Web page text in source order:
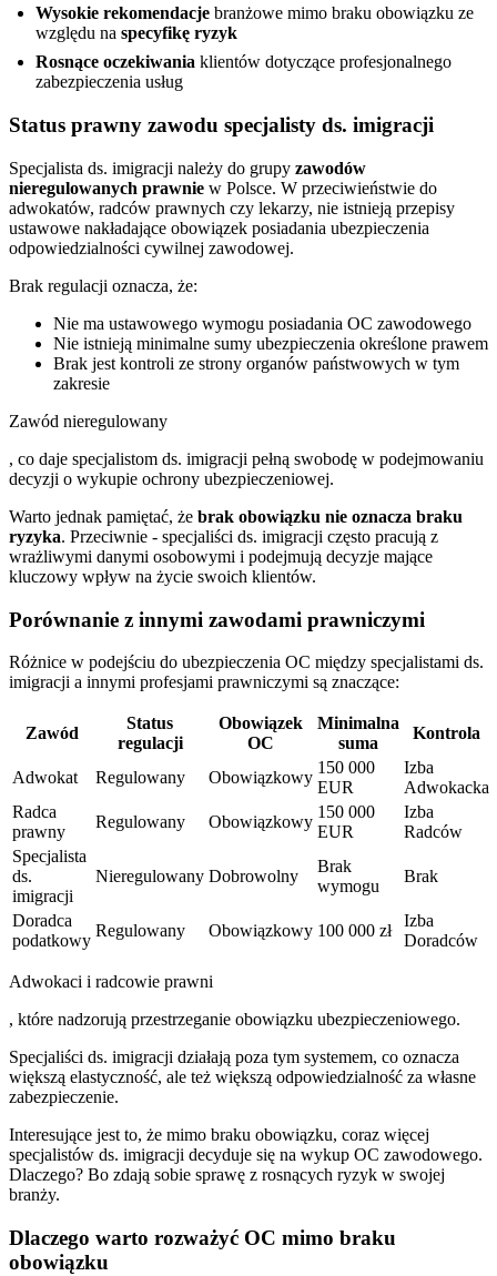
Wysokie rekomendacje branżowe mimo braku obowiązku ze
względu na specyfikę ryzyk
Rosnące oczekiwania klientów dotyczące profesjonalnego
zabezpieczenia usług
Status prawny zawodu specjalisty ds. imigracji
Specjalista ds. imigracji należy do grupy zawodów
nieregulowanych prawnie w Polsce. W przeciwieństwie do
adwokatów, radców prawnych czy lekarzy, nie istnieją przepisy
ustawowe nakładające obowiązek posiadania ubezpieczenia
odpowiedzialności cywilnej zawodowej.
Brak regulacji oznacza, że:
Nie ma ustawowego wymogu posiadania OC zawodowego
Nie istnieją minimalne sumy ubezpieczenia określone prawem
Brak jest kontroli ze strony organów państwowych w tym
zakresie
Zawód nieregulowany
, co daje specjalistom ds. imigracji pełną swobodę w podejmowaniu
decyzji o wykupie ochrony ubezpieczeniowej.
Warto jednak pamiętać, że brak obowiązku nie oznacza braku
ryzyka. Przeciwnie - specjaliści ds. imigracji często pracują z
wrażliwymi danymi osobowymi i podejmują decyzje mające
kluczowy wpływ na życie swoich klientów.
Porównanie z innymi zawodami prawniczymi
Różnice w podejściu do ubezpieczenia OC między specjalistami ds.
imigracji a innymi profesjami prawniczymi są znaczące:
Zawód
Status
regulacji
Obowiązek
OC
Minimalna
suma
Kontrola
Adwokat Regulowany Obowiązkowy
150 000
EUR
Izba
Adwokacka
Radca
prawny
Regulowany Obowiązkowy
150 000
EUR
Izba
Radców
Specjalista
ds.
imigracji
Nieregulowany Dobrowolny
Brak
wymogu
Brak
Doradca
podatkowy
Regulowany Obowiązkowy 100 000 zł
Izba
Doradców
Adwokaci i radcowie prawni
, które nadzorują przestrzeganie obowiązku ubezpieczeniowego.
Specjaliści ds. imigracji działają poza tym systemem, co oznacza
większą elastyczność, ale też większą odpowiedzialność za własne
zabezpieczenie.
Interesujące jest to, że mimo braku obowiązku, coraz więcej
specjalistów ds. imigracji decyduje się na wykup OC zawodowego.
Dlaczego? Bo zdają sobie sprawę z rosnących ryzyk w swojej
branży.
Dlaczego warto rozważyć OC mimo braku
obowiązku